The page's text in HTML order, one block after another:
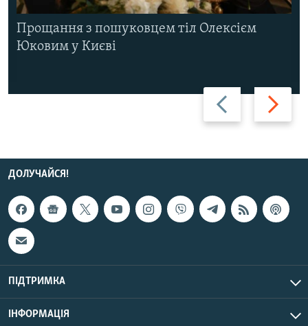
Назад Вперед
Прощання з пошуковцем тіл Олексієм
Юковим у Києві
ДОЛУЧАЙСЯ!
ПІДТРИМКА
ІНФОРМАЦІЯ